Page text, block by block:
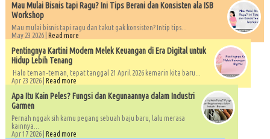
Mau Mulai Bisnis tapi Ragu? Ini Tips Berani dan Konsisten ala ISB
Workshop
Mau mulai bisnis tapi ragu dan takut gak konsisten? Intip tips...
May 23 2026 | Read more
Pentingnya Kartini Modern Melek Keuangan di Era Digital untuk
Hidup Lebih Tenang
Halo teman-teman, tepat tanggal 21 April 2026 kemarin kita baru...
Apr 23 2026 | Read more
Apa Itu Kain Peles? Fungsi dan Kegunaannya dalam Industri
Garmen
Pernah nggak sih kamu pegang sebuah baju baru, lalu merasa
kainnya...
Apr 17 2026 | Read more